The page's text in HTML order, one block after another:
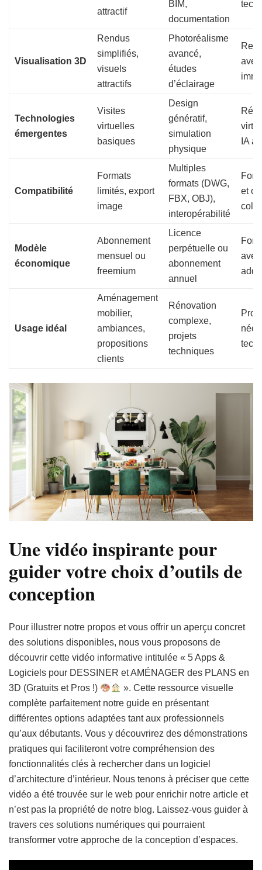
attractif
BIM,
documentation
Visualisation 3D
Rendus
simplifiés,
visuels
attractifs
Photoréalisme
avancé,
études
d’éclairage
Technologies
émergentes
Visites
virtuelles
basiques
Design
génératif,
simulation
physique
IA
Compatibilité
Formats
limités, export
image
Multiples
formats (DWG,
FBX, OBJ),
interopérabilité
et
Modèle
économique
Abonnement
mensuel ou
freemium
Licence
perpétuelle ou
abonnement
annuel
Usage idéal
Aménagement
mobilier,
ambiances,
propositions
clients
Rénovation
complexe,
projets
techniques
Une vidéo inspirante pour
guider votre choix d’outils de
conception
Pour illustrer notre propos et vous offrir un aperçu concret
des solutions disponibles, nous vous proposons de
découvrir cette vidéo informative intitulée « 5 Apps &
Logiciels pour DESSINER et AMÉNAGER des PLANS en
3D (Gratuits et Pros !)
». Cette ressource visuelle
complète parfaitement notre guide en présentant
différentes options adaptées tant aux professionnels
qu’aux débutants. Vous y découvrirez des démonstrations
pratiques qui faciliteront votre compréhension des
fonctionnalités clés à rechercher dans un logiciel
d’architecture d’intérieur. Nous tenons à préciser que cette
vidéo a été trouvée sur le web pour enrichir notre article et
n’est pas la propriété de notre blog. Laissez-vous guider à
travers ces solutions numériques qui pourraient
transformer votre approche de la conception d’espaces.